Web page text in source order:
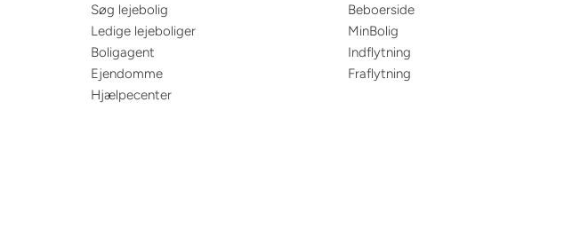
Søg lejebolig
Ledige lejeboliger
Boligagent
Ejendomme
Hjælpecenter
Beboerside
MinBolig
Indflytning
Fraflytning